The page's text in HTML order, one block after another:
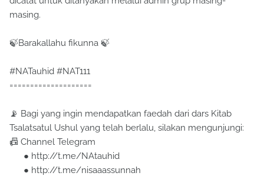
masing.
🍃Barakallahu fikunna 🍃
#NATauhid #NAT111
====================
📡 Bagi yang ingin mendapatkan faedah dari dars Kitab
Tsalatsatul Ushul yang telah berlalu, silakan mengunjungi:
📠 Channel Telegram
● http://t.me/NAtauhid
● http://t.me/nisaaassunnah